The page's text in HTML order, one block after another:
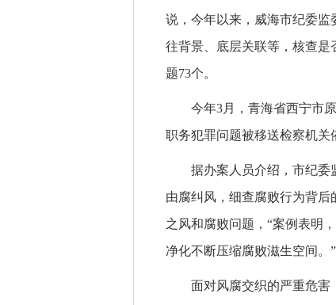
说，今年以来，威海市纪委监
往背景、底层关联等，核查是
题73个。
今年3月，青海省西宁市
职务犯罪问题被移送检察机关
据办案人员介绍，市纪委
由腐纠风，细查腐败行为背后
之风和腐败问题，“案例表明
净化不断压缩腐败滋生空间。”
面对风腐交织的严重危害